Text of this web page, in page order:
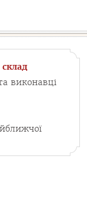
виконавці